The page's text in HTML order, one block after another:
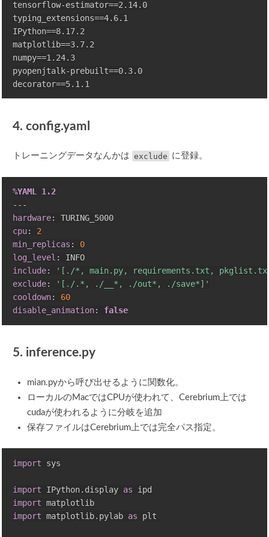
tensorflow-estimator==2.14.0
typing_extensions==4.6.1
IPython==8.17.2
matplotlib==3.7.2
numpy==1.24.3
pyopenjtalk-prebuilt==0.3.0
4. config.yaml
トレーニングデータなんかは exclude に登録。
%YAML 1.2
---
hardware:
TURING_5000
cpu:
2
min_replicas :
0
log_level :
INFO
include:
'[./*, main.py, requirements.txt,
exclude:
'[./.*, ./__*, ./out*, ./save*]'
cooldown:
60
disable_animation: false
5. inference.py
mian.pyから呼び出せるように関数化。
ローカルのMacではCPUが使われて、Cerebrium上では
cudaが使われるように分岐を追加
保存ファイルはCerebrium上では完全パス指定。
import sys
import IPython. display as
import
matplotlib
import matplotlib. pylab as plt